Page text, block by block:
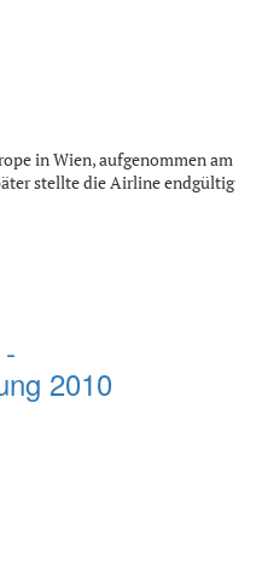
in Wien, aufgenommen am
stellte die Airline endgültig
2010